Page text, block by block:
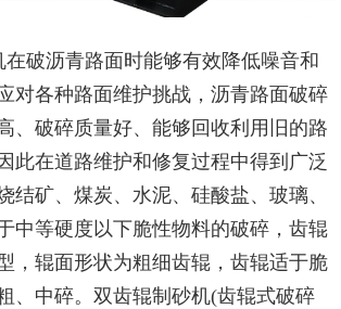
破沥青路面时能够有效降低噪音和
对各种路面维护挑战，沥青路面破碎
、破碎质量好、能够回收利用旧的路
此在道路维护和修复过程中得到广泛
结矿、煤炭、水泥、硅酸盐、玻璃、
中等硬度以下脆性物料的破碎，齿辊
，辊面形状为粗细齿辊，齿辊适于脆
、中碎。双齿辊制砂机(齿辊式破碎